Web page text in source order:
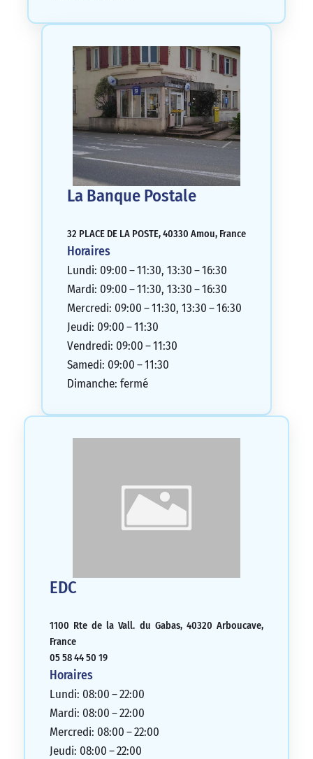
La Banque Postale
32 PLACE DE LA POSTE, 40330 Amou, France
Horaires
Lundi: 09:00 – 11:30, 13:30 – 16:30
Mardi: 09:00 – 11:30, 13:30 – 16:30
Mercredi: 09:00 – 11:30, 13:30 – 16:30
Jeudi: 09:00 – 11:30
Vendredi: 09:00 – 11:30
Samedi: 09:00 – 11:30
Dimanche: fermé
EDC
1100 Rte de la Vall. du Gabas, 40320 Arboucave,
France
05 58 44 50 19
Horaires
Lundi: 08:00 – 22:00
Mardi: 08:00 – 22:00
Mercredi: 08:00 – 22:00
Jeudi: 08:00 – 22:00